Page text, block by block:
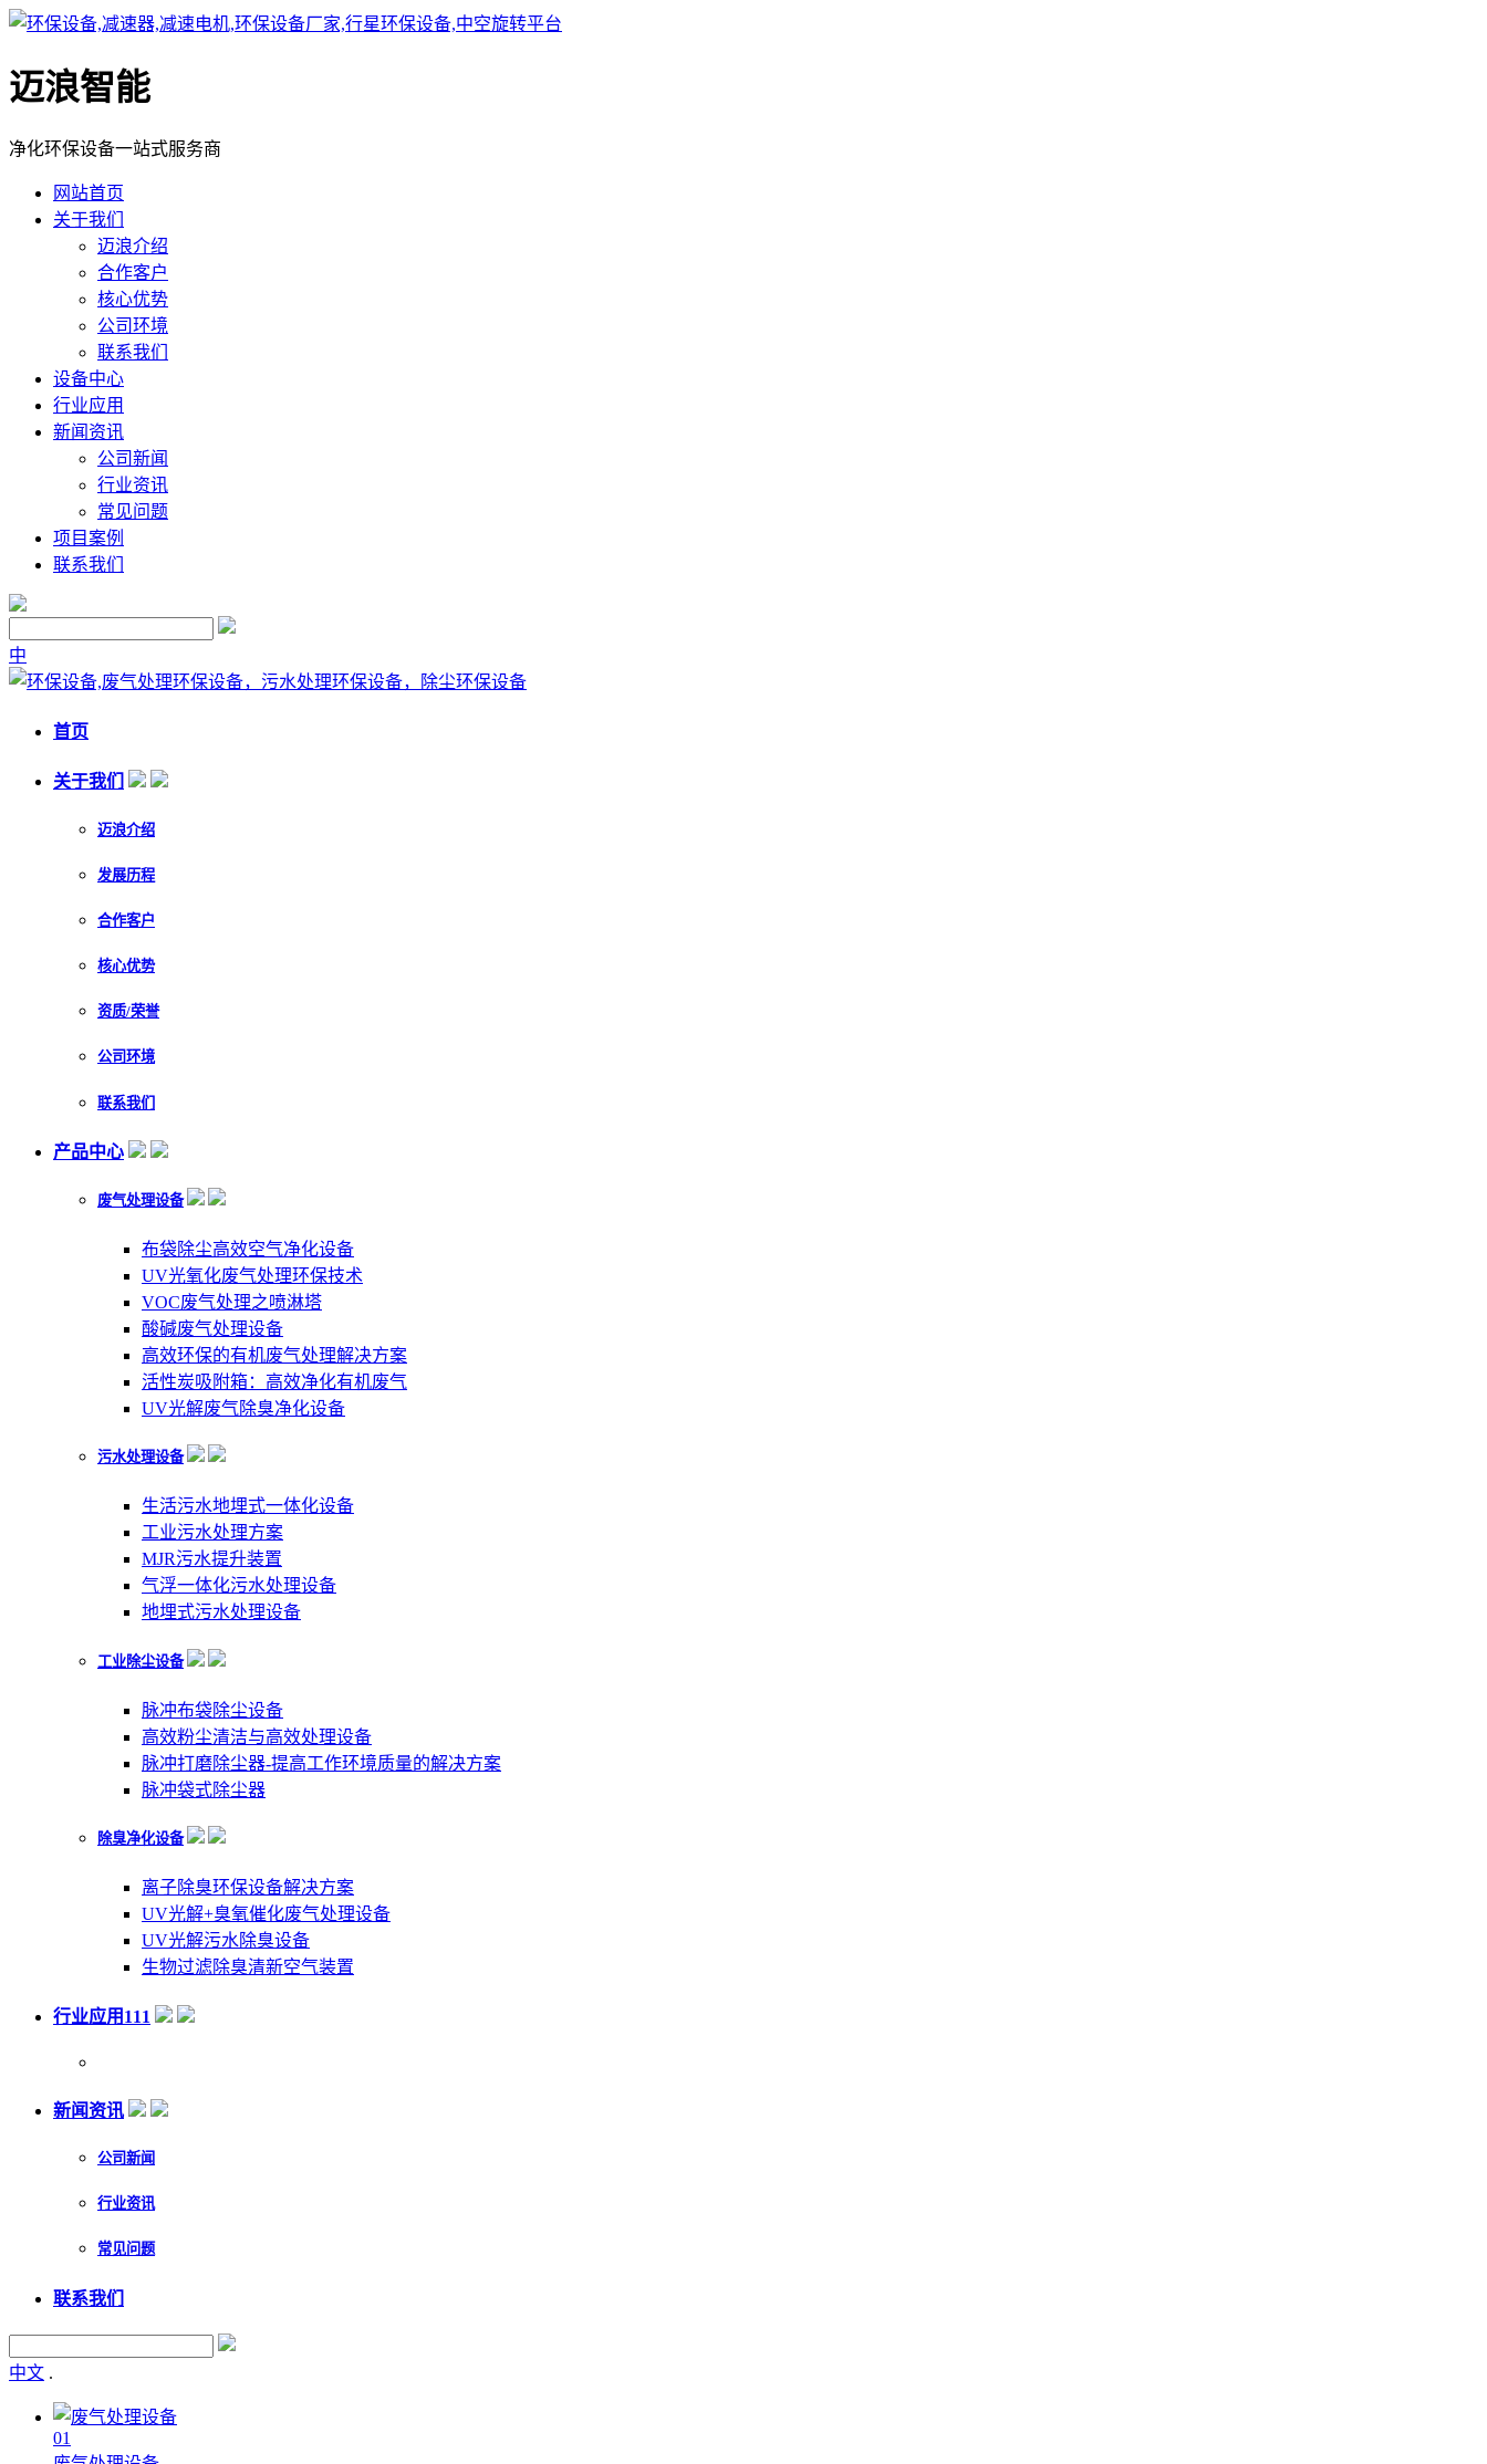
迈浪智能
净化环保设备一站式服务商
网站首页
关于我们
迈浪介绍
合作客户
核心优势
公司环境
联系我们
设备中心
行业应用
新闻资讯
公司新闻
行业资讯
常见问题
项目案例
联系我们
中
首页
关于我们
迈浪介绍
发展历程
合作客户
核心优势
资质/荣誉
公司环境
联系我们
产品中心
废气处理设备
布袋除尘高效空气净化设备
UV光氧化废气处理环保技术
VOC废气处理之喷淋塔
酸碱废气处理设备
高效环保的有机废气处理解决方案
活性炭吸附箱：高效净化有机废气
UV光解废气除臭净化设备
污水处理设备
生活污水地埋式一体化设备
工业污水处理方案
MJR污水提升装置
气浮一体化污水处理设备
地埋式污水处理设备
工业除尘设备
脉冲布袋除尘设备
高效粉尘清洁与高效处理设备
脉冲打磨除尘器-提高工作环境质量的解决方案
脉冲袋式除尘器
除臭净化设备
离子除臭环保设备解决方案
UV光解+臭氧催化废气处理设备
UV光解污水除臭设备
生物过滤除臭清新空气装置
行业应用111
新闻资讯
公司新闻
行业资讯
常见问题
联系我们
中文 .
01